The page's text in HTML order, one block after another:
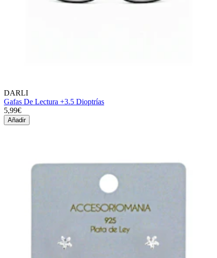
DARLI
Gafas De Lectura +3.5 Dioptrías
5,99€
Añadir